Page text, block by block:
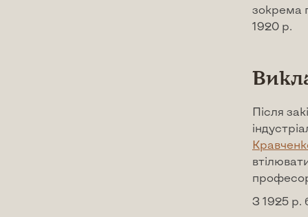
зокрема
1920 р.
Після
З 1925 р.